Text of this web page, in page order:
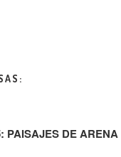
PAISAJES DE ARENA